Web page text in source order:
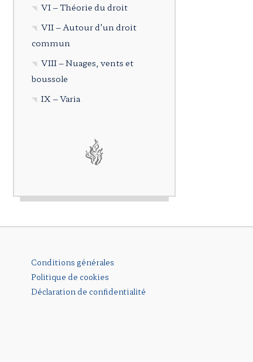
VI – Théorie du droit
VII – Autour d’un droit
commun
VIII – Nuages, vents et
boussole
IX – Varia
Conditions générales
Politique de cookies
Déclaration de confidentialité